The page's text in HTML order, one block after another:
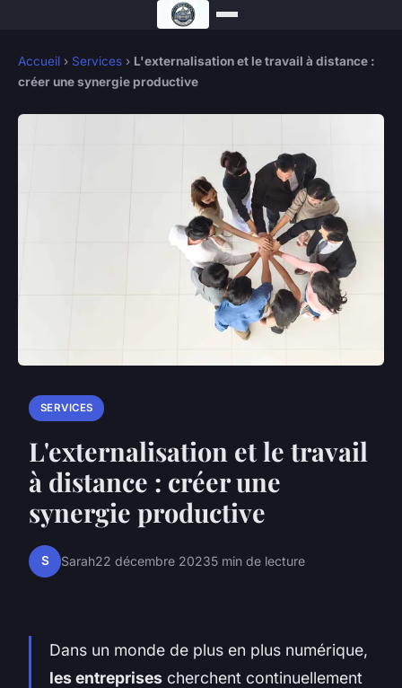
Accueil › Services › L'externalisation et le travail à distance :
créer une synergie productive
SERVICES
L'externalisation et le travail
à distance : créer une
synergie productive
S Sarah22 décembre 20235 min de lecture
Dans un monde de plus en plus numérique,
les entreprises cherchent continuellement